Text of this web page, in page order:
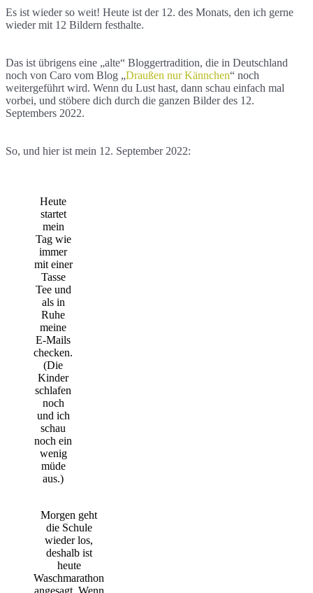
Es ist wieder so weit! Heute ist der 12. des Monats, den ich gerne
wieder mit 12 Bildern festhalte.
Das ist übrigens eine „alte“ Bloggertradition, die in Deutschland
noch von Caro vom Blog „Draußen nur Kännchen“ noch
weitergeführt wird. Wenn du Lust hast, dann schau einfach mal
vorbei, und stöbere dich durch die ganzen Bilder des 12.
Septembers 2022.
So, und hier ist mein 12. September 2022:
Heute
startet
mein
Tag wie
immer
mit einer
Tasse
Tee und
als in
Ruhe
meine
E-Mails
checken.
(Die
Kinder
schlafen
noch
und ich
schau
noch ein
wenig
müde
aus.)
Morgen geht
die Schule
wieder los,
deshalb ist
heute
Waschmarathon
angesagt. Wenn